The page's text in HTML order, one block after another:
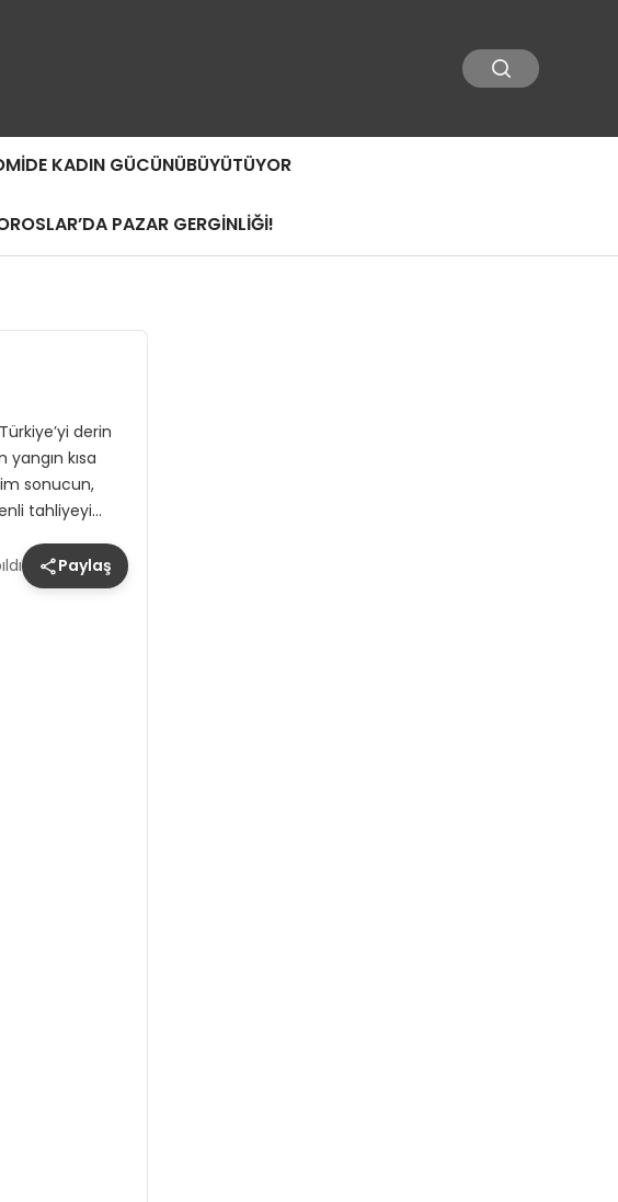
KADIN GÜCÜNÜBÜYÜTÜYOR
PAZAR GERGİNLİĞİ!
derin
kısa
sonucun,
tahliyeyi…
Paylaş